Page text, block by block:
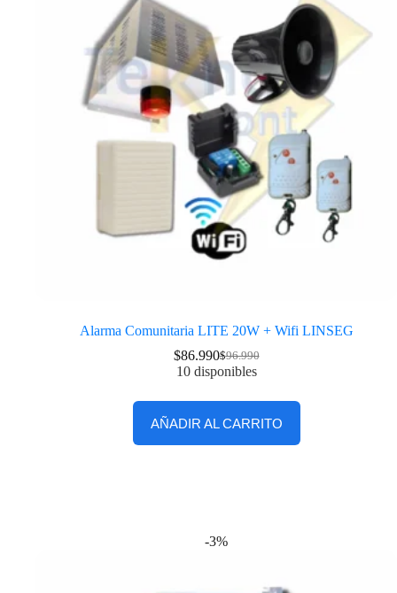
Alarma Comunitaria LITE 20W + Wifi LINSEG
$96.990
$86.990
10 disponibles
AÑADIR AL CARRITO
-3%